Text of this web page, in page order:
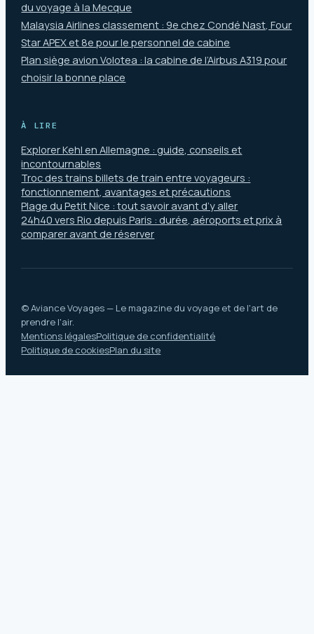
du voyage à la Mecque
Malaysia Airlines classement : 9e chez Condé Nast, Four
Star APEX et 8e pour le personnel de cabine
Plan siège avion Volotea : la cabine de l’Airbus A319 pour
choisir la bonne place
À LIRE
Explorer Kehl en Allemagne : guide, conseils et
incontournables
Troc des trains billets de train entre voyageurs :
fonctionnement, avantages et précautions
Plage du Petit Nice : tout savoir avant d’y aller
24h40 vers Rio depuis Paris : durée, aéroports et prix à
comparer avant de réserver
© Aviance Voyages — Le magazine du voyage et de l'art de
prendre l'air.
Mentions légalesPolitique de confidentialité
Politique de cookiesPlan du site